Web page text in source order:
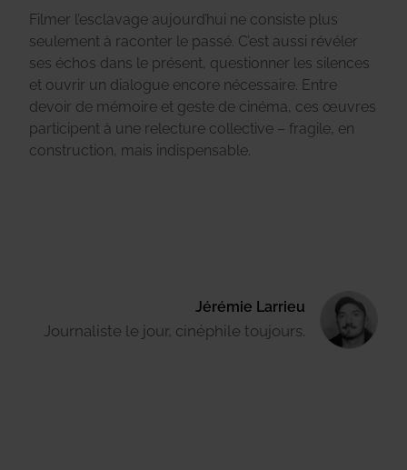
Filmer l’esclavage aujourd’hui ne consiste plus
seulement à raconter le passé. C’est aussi révéler
ses échos dans le présent, questionner les silences
et ouvrir un dialogue encore nécessaire. Entre
devoir de mémoire et geste de cinéma, ces œuvres
participent à une relecture collective – fragile, en
construction, mais indispensable.
Jérémie Larrieu
Journaliste le jour, cinéphile toujours.